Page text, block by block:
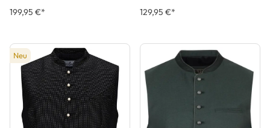
199,95 €* 129,95 €*
Neu